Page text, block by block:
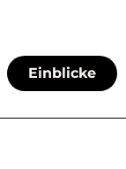
Einblicke